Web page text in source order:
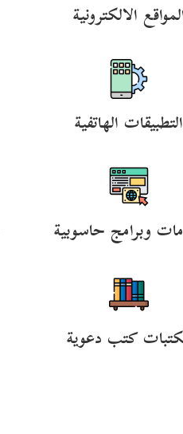
الالكترونية
التطبيقات الهاتفية
وبرامج حاسوبية
كتب دعوية